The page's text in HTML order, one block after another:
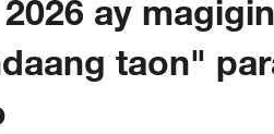
ay
taon"